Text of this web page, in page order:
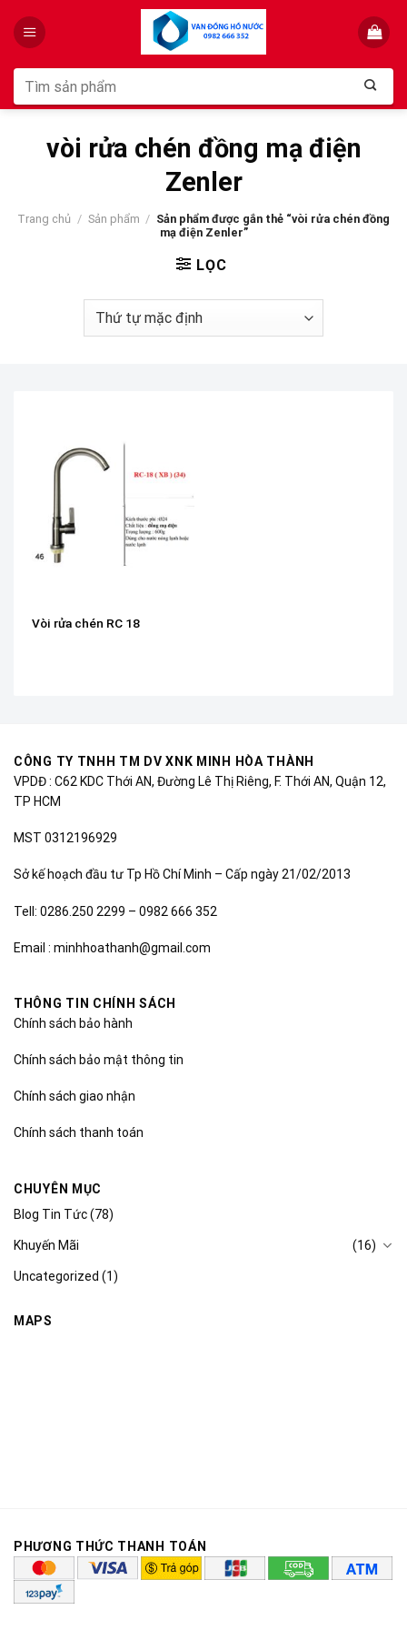
Tìm
kiếm:
vòi rửa chén đồng mạ điện
Zenler
Trang chủ / Sản phẩm / Sản phẩm được gắn thẻ “vòi rửa chén đồng
mạ điện Zenler”
LỌC
Vòi rửa chén RC 18
CÔNG TY TNHH TM DV XNK MINH HÒA THÀNH
VPDĐ : C62 KDC Thới AN, Đường Lê Thị Riêng, F. Thới AN, Quận 12,
TP HCM
MST 0312196929
Sở kế hoạch đầu tư Tp Hồ Chí Minh – Cấp ngày 21/02/2013
Tell: 0286.250 2299 – 0982 666 352
Email : minhhoathanh@gmail.com
THÔNG TIN CHÍNH SÁCH
Chính sách bảo hành
Chính sách bảo mật thông tin
Chính sách giao nhận
Chính sách thanh toán
CHUYÊN MỤC
Blog Tin Tức(78)
Khuyến Mãi (16)
Uncategorized (1)
MAPS
PHƯƠNG THỨC THANH TOÁN